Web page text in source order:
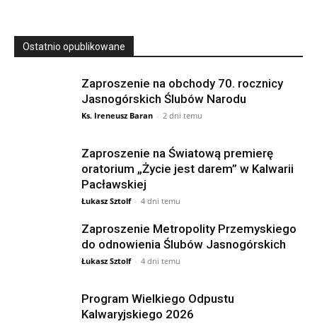
Ostatnio opublikowane
Zaproszenie na obchody 70. rocznicy
Jasnogórskich Ślubów Narodu
Ks. Ireneusz Baran - 2 dni temu
Zaproszenie na Światową premierę
oratorium „Życie jest darem” w Kalwarii
Pacławskiej
Łukasz Sztolf - 4 dni temu
Zaproszenie Metropolity Przemyskiego
do odnowienia Ślubów Jasnogórskich
Łukasz Sztolf - 4 dni temu
Program Wielkiego Odpustu
Kalwaryjskiego 2026